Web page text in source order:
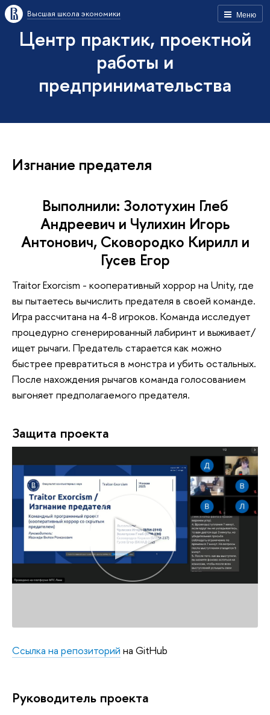
Меню
Высшая школа экономики
Центр практик, проектной
работы и
предпринимательства
Изгнание предателя
Выполнили: Золотухин Глеб
Андреевич и Чулихин Игорь
Антонович, Сковородко Кирилл и
Гусев Егор
Traitor Exorcism - кооперативный хоррор на Unity, где
вы пытаетесь вычислить предателя в своей команде.
Игра рассчитана на 4-8 игроков. Команда исследует
процедурно сгенерированный лабиринт и выживает/
ищет рычаги. Предатель старается как можно
быстрее превратиться в монстра и убить остальных.
После нахождения рычагов команда голосованием
выгоняет предполагаемого предателя.
Защита проекта
Ссылка на репозиторий на GitHub
Руководитель проекта